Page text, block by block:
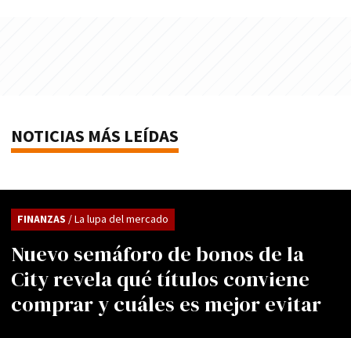
NOTICIAS MÁS LEÍDAS
Nuevo semáforo de bonos de la
City revela qué títulos conviene
comprar y cuáles es mejor evitar
FINANZAS / La lupa del mercado